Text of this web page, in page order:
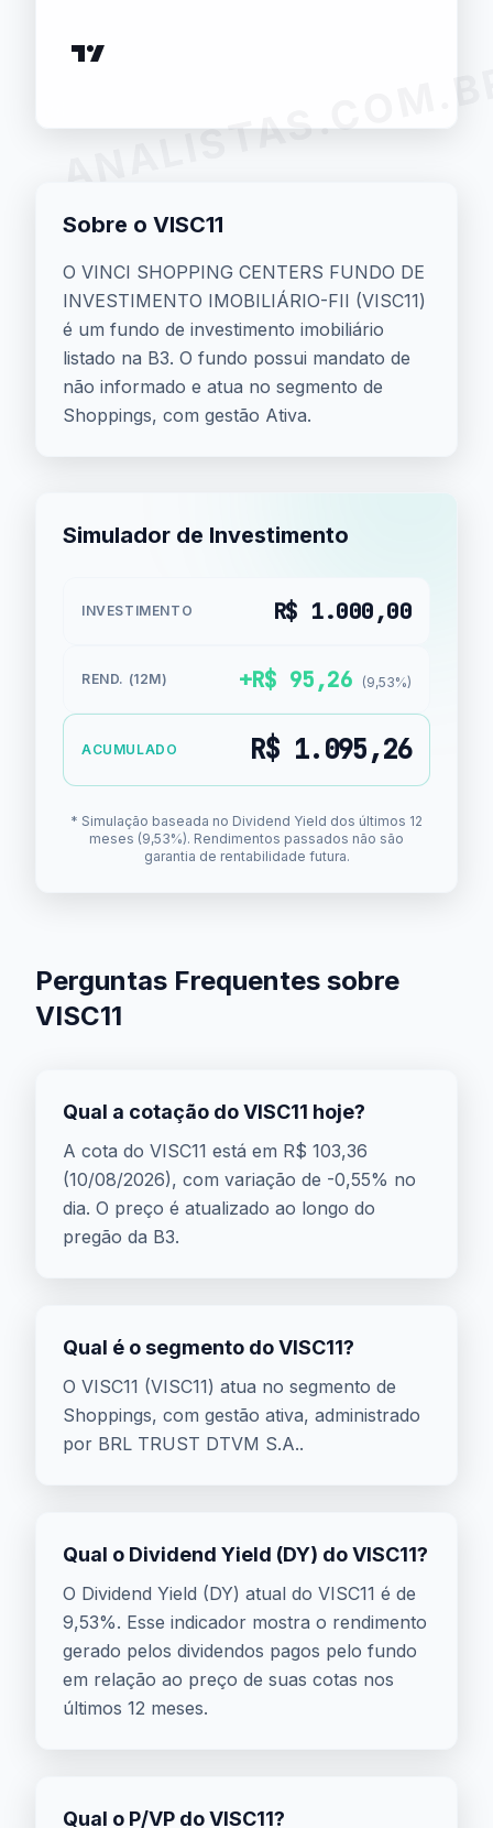
Sobre o VISC11
O VINCI SHOPPING CENTERS FUNDO DE
INVESTIMENTO IMOBILIÁRIO-FII (VISC11)
é um fundo de investimento imobiliário
listado na B3. O fundo possui mandato de
não informado e atua no segmento de
Shoppings, com gestão Ativa.
Simulador de Investimento
INVESTIMENTO R$ 1.000,00
REND. (12M) +R$ 95,26 (9,53%)
ACUMULADO R$ 1.095,26
* Simulação baseada no Dividend Yield dos últimos 12
meses (9,53%). Rendimentos passados não são
garantia de rentabilidade futura.
Perguntas Frequentes sobre
VISC11
Qual a cotação do VISC11 hoje?
A cota do VISC11 está em R$ 103,36
(10/08/2026), com variação de -0,55% no
dia. O preço é atualizado ao longo do
pregão da B3.
Qual é o segmento do VISC11?
O VISC11 (VISC11) atua no segmento de
Shoppings, com gestão ativa, administrado
por BRL TRUST DTVM S.A..
Qual o Dividend Yield (DY) do VISC11?
O Dividend Yield (DY) atual do VISC11 é de
9,53%. Esse indicador mostra o rendimento
gerado pelos dividendos pagos pelo fundo
em relação ao preço de suas cotas nos
últimos 12 meses.
Qual o P/VP do VISC11?